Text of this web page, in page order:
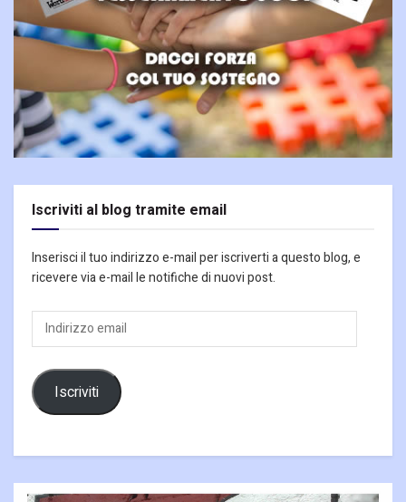
Iscriviti al blog tramite email
Inserisci il tuo indirizzo e-mail per iscriverti a questo blog, e
ricevere via e-mail le notifiche di nuovi post.
Indirizzo
email
Iscriviti